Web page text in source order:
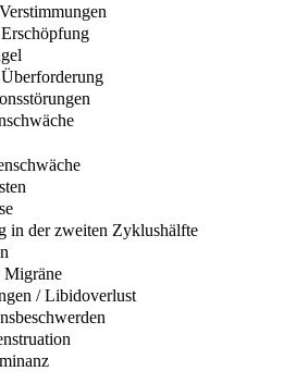
in der zweiten Zyklushälfte
Migräne
/ Libidoverlust